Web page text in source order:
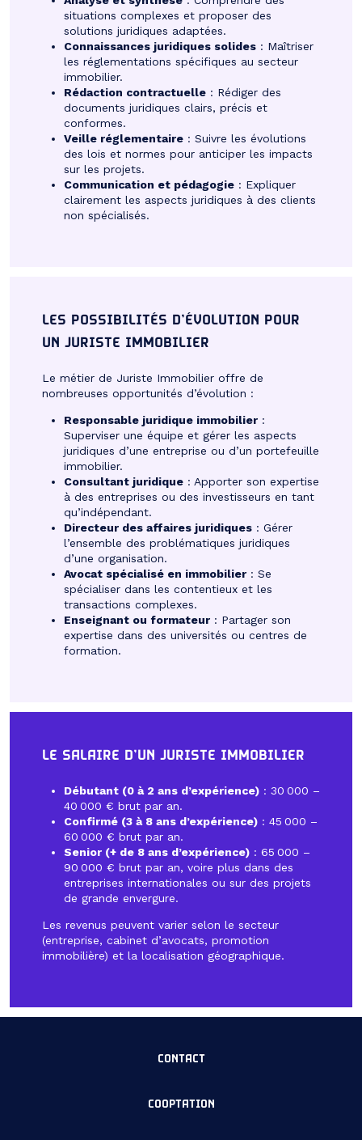
situations complexes et proposer des
solutions juridiques adaptées.
Connaissances juridiques solides : Maîtriser
les réglementations spécifiques au secteur
immobilier.
Rédaction contractuelle : Rédiger des
documents juridiques clairs, précis et
conformes.
Veille réglementaire : Suivre les évolutions
des lois et normes pour anticiper les impacts
sur les projets.
Communication et pédagogie : Expliquer
clairement les aspects juridiques à des clients
non spécialisés.
LES POSSIBILITÉS D’ÉVOLUTION POUR
UN JURISTE IMMOBILIER
Le métier de Juriste Immobilier offre de
nombreuses opportunités d’évolution :
Responsable juridique immobilier :
Superviser une équipe et gérer les aspects
juridiques d’une entreprise ou d’un portefeuille
immobilier.
Consultant juridique : Apporter son expertise
à des entreprises ou des investisseurs en tant
qu’indépendant.
Directeur des affaires juridiques : Gérer
l’ensemble des problématiques juridiques
d’une organisation.
Avocat spécialisé en immobilier : Se
spécialiser dans les contentieux et les
transactions complexes.
Enseignant ou formateur : Partager son
expertise dans des universités ou centres de
formation.
LE SALAIRE D’UN JURISTE IMMOBILIER
Débutant (0 à 2 ans d’expérience) : 30 000 –
40 000 € brut par an.
Confirmé (3 à 8 ans d’expérience) : 45 000 –
60 000 € brut par an.
Senior (+ de 8 ans d’expérience) : 65 000 –
90 000 € brut par an, voire plus dans des
entreprises internationales ou sur des projets
de grande envergure.
Les revenus peuvent varier selon le secteur
(entreprise, cabinet d’avocats, promotion
immobilière) et la localisation géographique.
CONTACT
COOPTATION